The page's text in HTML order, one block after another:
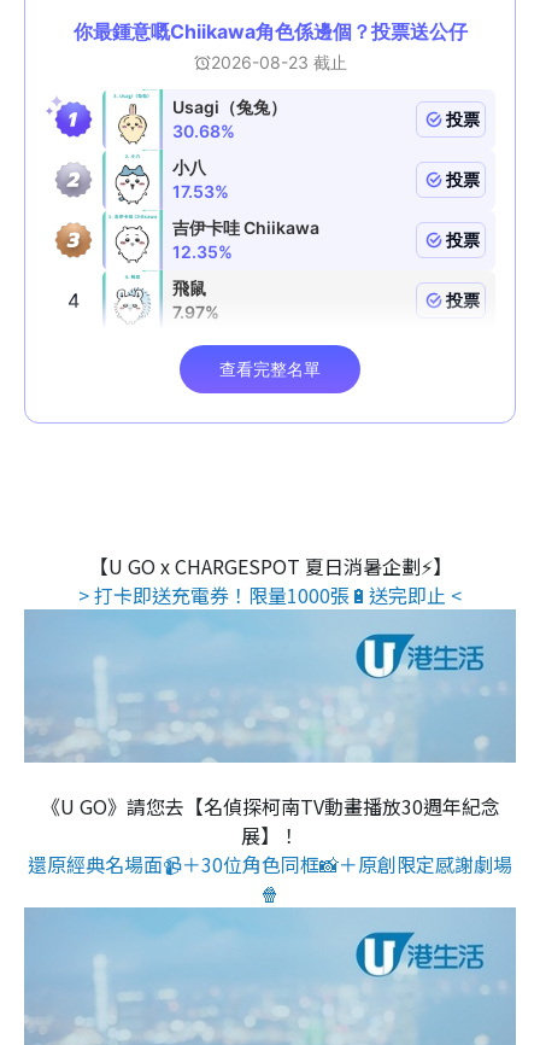
【U GO x CHARGESPOT 夏日消暑企劃⚡】
> 打卡即送充電券！限量1000張🔋送完即止 <
《U GO》請您去【名偵探柯南TV動畫播放30週年紀念
展】！
還原經典名場面📹＋30位角色同框📸＋原創限定感謝劇場
🍿